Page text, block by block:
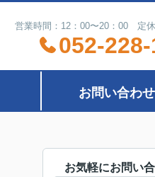
営業時間：12：00〜20：00 定
052-
お問い合わせ
お気軽にお問い